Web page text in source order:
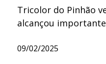
Tricolor do Pinhão
alcançou
09/02/2025